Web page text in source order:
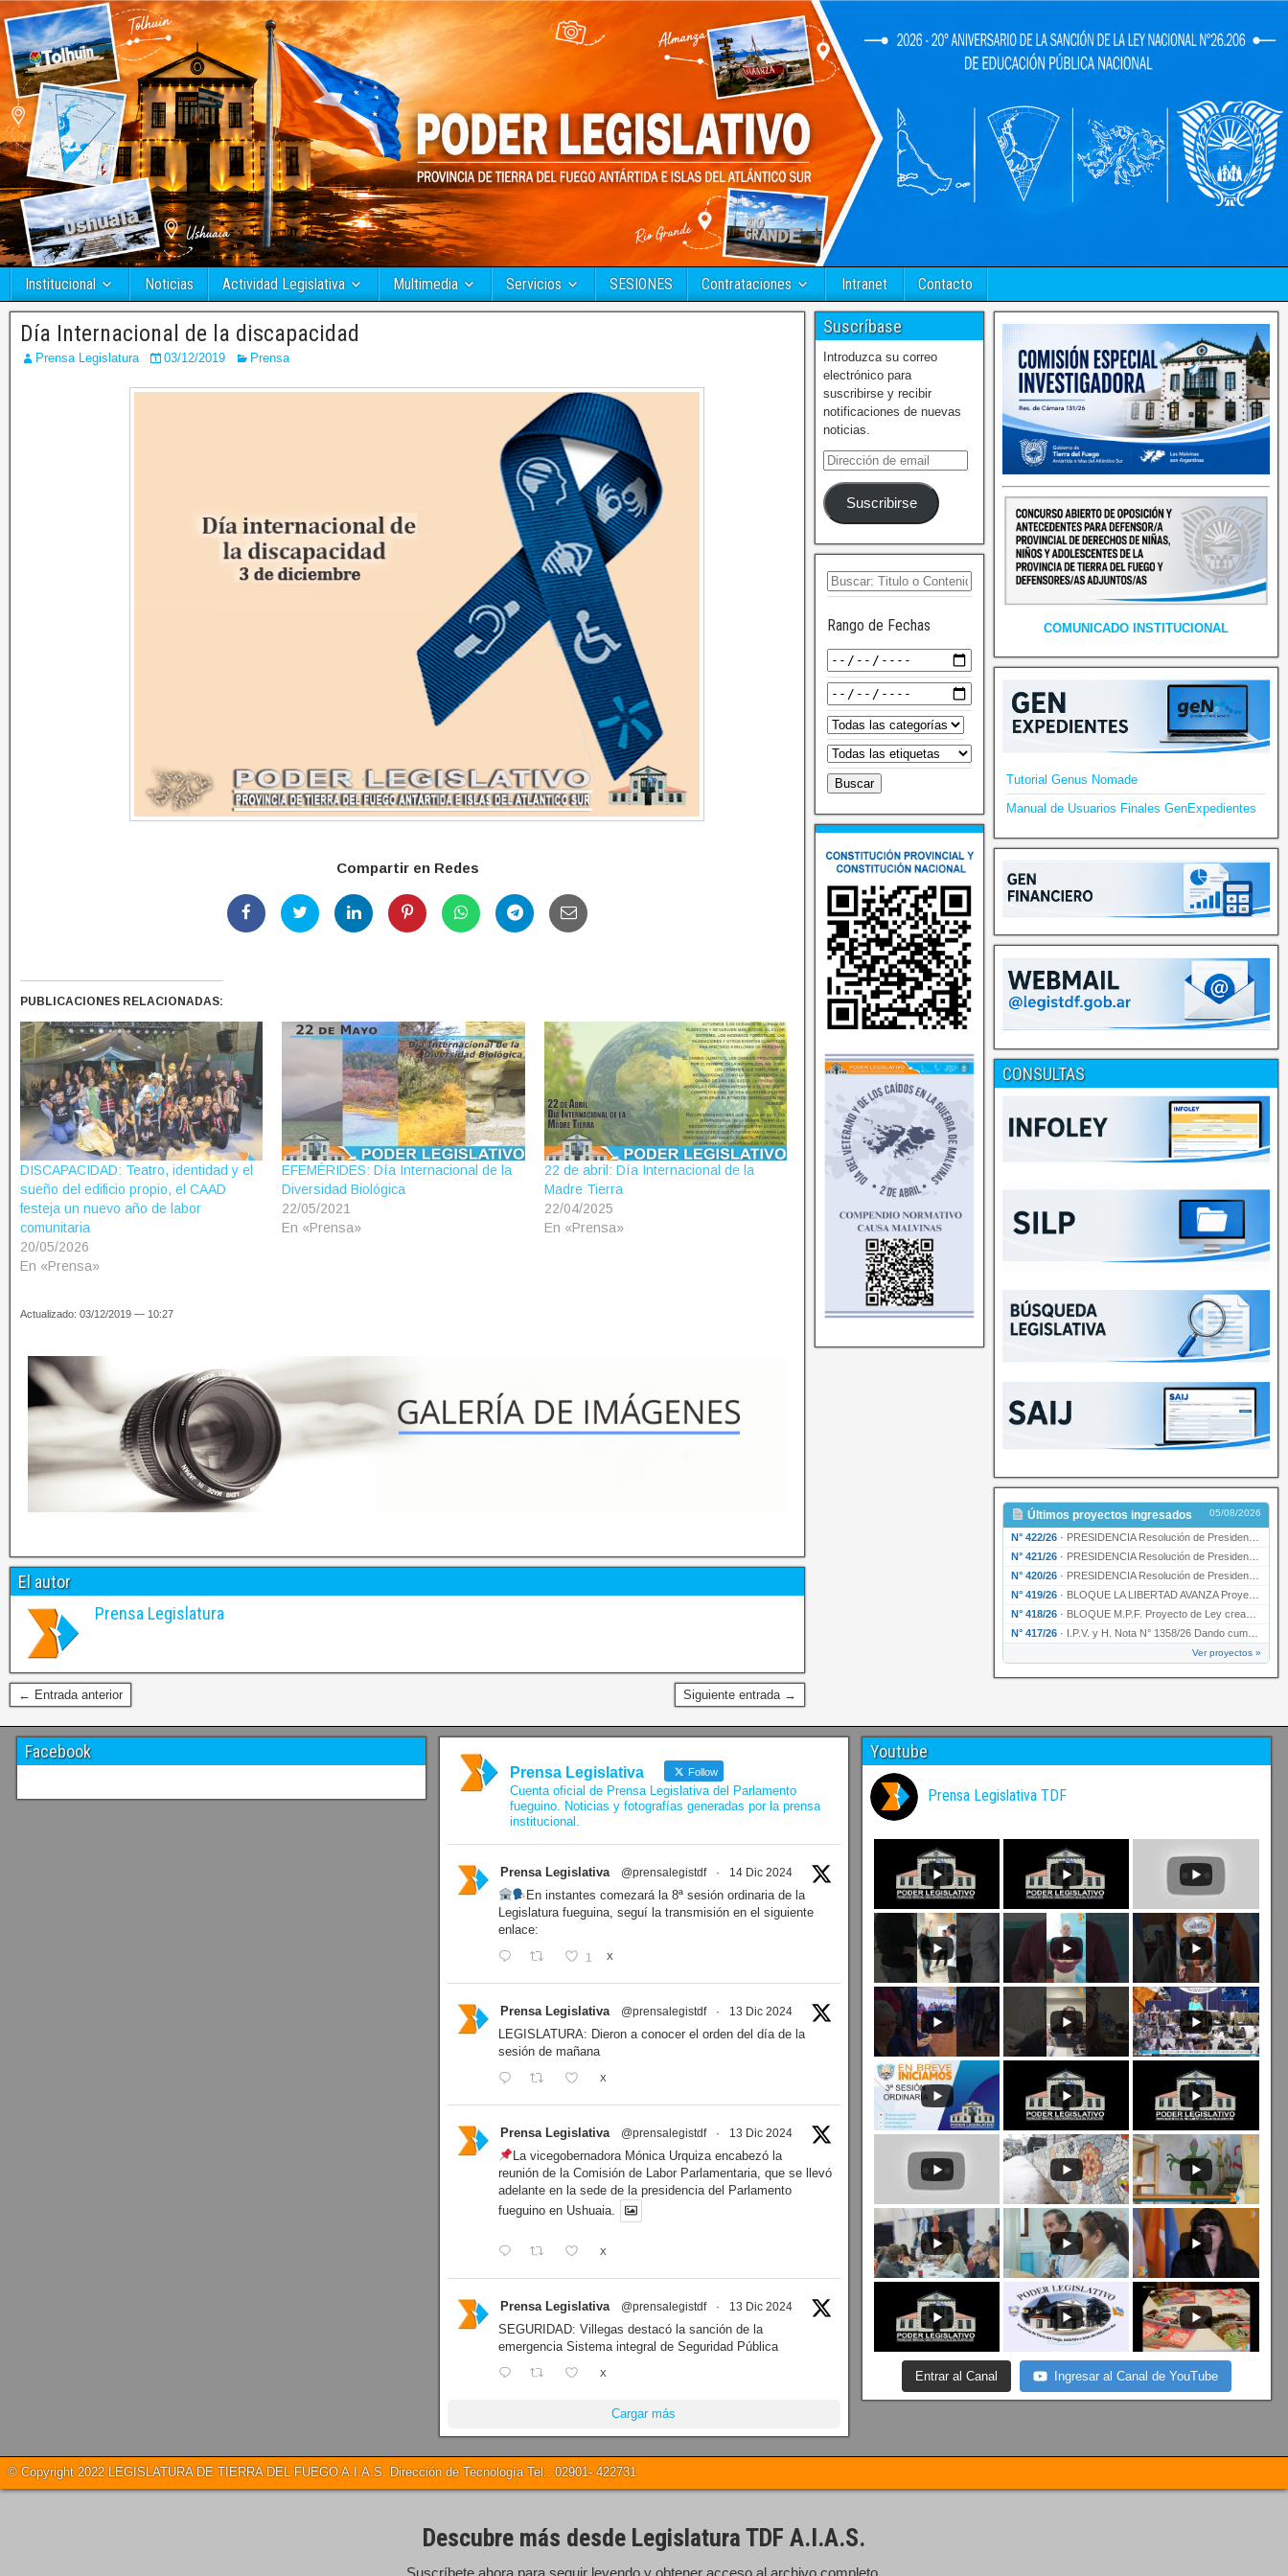
Institucional Noticias Actividad Legislativa Multimedia Servicios SESIONES Contrataciones Intranet Contacto
Día Internacional de la discapacidad
Prensa Legislatura 03/12/2019 Prensa
Compartir en Redes
PUBLICACIONES RELACIONADAS:
DISCAPACIDAD: Teatro, identidad y el
sueño del edificio propio, el CAAD
festeja un nuevo año de labor
comunitaria
20/05/2026
En «Prensa»
EFEMÉRIDES: Día Internacional de la
Diversidad Biológica
22/05/2021
En «Prensa»
22 de abril: Día Internacional de la
Madre Tierra
22/04/2025
En «Prensa»
Actualizado: 03/12/2019 — 10:27
El autor
Prensa Legislatura
← Entrada anterior Siguiente entrada →
Suscríbase
Introduzca su correo
electrónico para
suscribirse y recibir
notificaciones de nuevas
noticias.
Suscribirse
Rango de Fechas COMUNICADO INSTITUCIONAL
Tutorial Genus Nomade
Manual de Usuarios Finales GenExpedientes
CONSULTAS
Últimos proyectos ingresados 05/08/2026
N° 422/26 · PRESIDENCIA Resolución de Presidencia N° 200/26 para su ratificación.
N° 421/26 · PRESIDENCIA Resolución de Presidencia N° 199/26 para su ratificación.
N° 420/26 · PRESIDENCIA Resolución de Presidencia N° 198/26 para su ratificación.
N° 419/26 · BLOQUE LA LIBERTAD AVANZA Proyecto de Ley declarando la esencialidad del servicio educativ…
N° 418/26 · BLOQUE M.P.F. Proyecto de Ley creando el Ente Único Regulador de servicios públicos de la …
N° 417/26 · I.P.V. y H. Nota N° 1358/26 Dando cumplimiento al artículo 29 de la Ley provincial N° 1399…
Ver proyectos »
Facebook
Prensa Legislativa Follow
Cuenta oficial de Prensa Legislativa del Parlamento
fueguino. Noticias y fotografías generadas por la prensa
institucional.
Prensa Legislativa @prensalegistdf · 14 Dic 2024
En instantes comezará la 8ª sesión ordinaria de la
Legislatura fueguina, seguí la transmisión en el siguiente
enlace:
1 X
Prensa Legislativa @prensalegistdf · 13 Dic 2024
LEGISLATURA: Dieron a conocer el orden del día de la
sesión de mañana
X
Prensa Legislativa @prensalegistdf · 13 Dic 2024
La vicegobernadora Mónica Urquiza encabezó la
reunión de la Comisión de Labor Parlamentaria, que se llevó
adelante en la sede de la presidencia del Parlamento
fueguino en Ushuaia.
X
Prensa Legislativa @prensalegistdf · 13 Dic 2024
SEGURIDAD: Villegas destacó la sanción de la
emergencia Sistema integral de Seguridad Pública
X
Cargar más
Youtube
Prensa Legislativa TDF
Entrar al Canal Ingresar al Canal de YouTube
© Copyright 2022 LEGISLATURA DE TIERRA DEL FUEGO A.I.A.S. Dirección de Tecnología Tel.: 02901- 422731
Descubre más desde Legislatura TDF A.I.A.S.
Suscríbete ahora para seguir leyendo y obtener acceso al archivo completo.